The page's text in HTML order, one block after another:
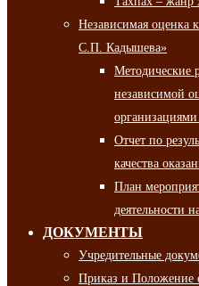
Независимая оценка
С.П. Кадышева»
Методические
независимой
организациями
Отчет по
качества
План
деятельности
ДОКУМЕНТЫ
Учредительные
Приказ и Положение